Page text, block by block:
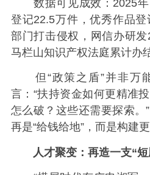
数据可见成效：2025年
登记22.5万件，优秀作品
部门打击侵权，网信办研发
马栏山知识产权法庭累计办
但“政策之盾”并非万
言：“扶持资金如何更精准
怎么破？这些还需要探索。
再是“给钱给地”，而是构建
人才聚变：再造一支“